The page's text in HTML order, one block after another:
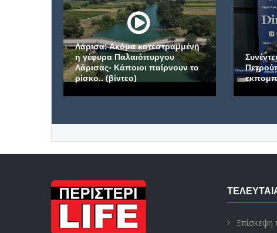
Ακόμα κατεστραμμένη
γέφυρα Παλαιόπυργου
Κάποιοι παίρνουν το
Συνέντευξη του Δημάρχου
Πετρούπολης, Β. Σίμου,
εκπομπή: «Η ώρα του
Επίσκεψη